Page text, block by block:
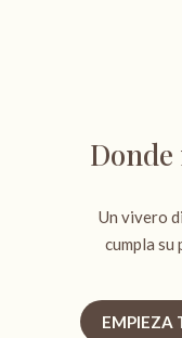
Donde
Un vivero
cumpla
EMPIEZA